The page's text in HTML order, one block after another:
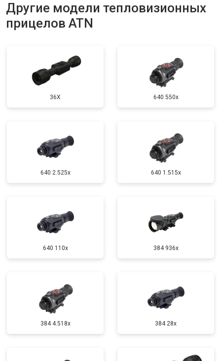
Другие модели тепловизионных
прицелов ATN
36X 640 550x
640 2.525x 640 1.515x
640 110x 384 936x
384 4.518x 384 28x